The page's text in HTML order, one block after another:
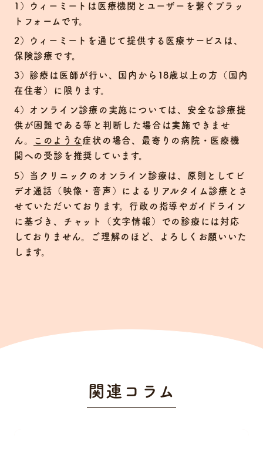
ウィーミートは医療機関とユーザーを繋ぐプラッ
トフォームです。
ウィーミートを通じて提供する医療サービスは、
保険診療です。
診療は医師が行い、国内から18歳以上の方（国内
在住者）に限ります。
オンライン診療の実施については、安全な診療提
供が困難である等と判断した場合は実施できませ
ん。
このような症状の場合、最寄りの病院・医療機
関への受診を推奨しています。
当クリニックのオンライン診療は、原則としてビ
デオ通話（映像・音声）によるリアルタイム診療とさ
せていただいております。行政の指導やガイドライン
に基づき、チャット（文字情報）での診療には対応
しておりません。ご理解のほど、よろしくお願いいた
します。
関連コラム